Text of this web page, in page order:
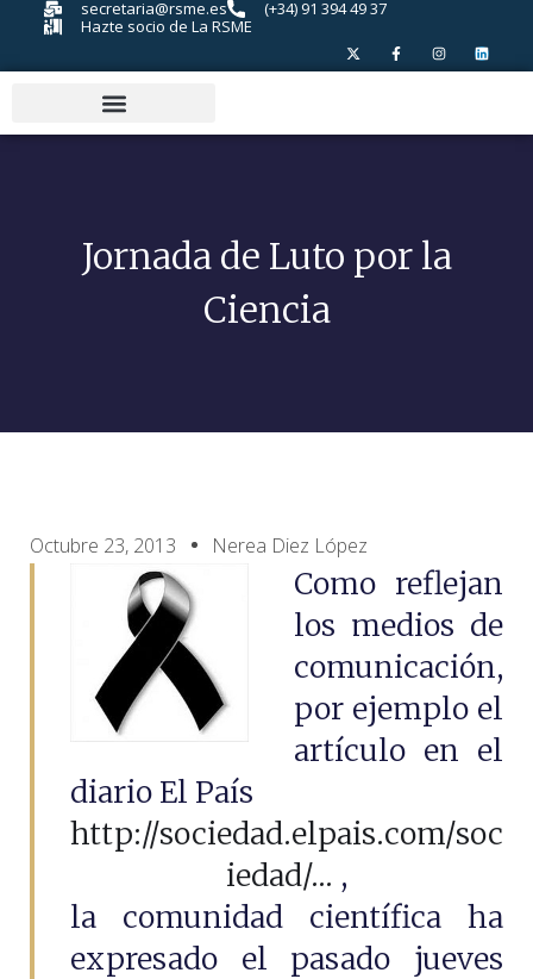
secretaria@rsme.es
(+34) 91 394 49 37
Hazte socio de La RSME
Jornada de Luto por la
Ciencia
Octubre 23, 2013 Nerea Diez López
Como reflejan
los medios de
comunicación,
por ejemplo el
artículo en el
diario El País
http://sociedad.elpais.com/soc
iedad/... ,
la comunidad científica ha
expresado el pasado jueves